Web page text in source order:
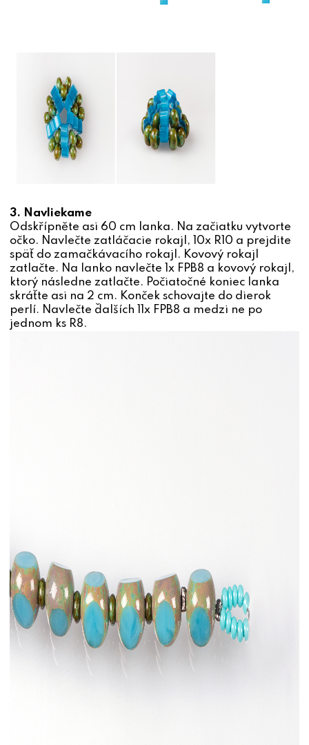
3. Navliekame
Odskřípněte asi 60 cm lanka. Na začiatku vytvorte
očko. Navlečte zatláčacie rokajl, 10x R10 a prejdite
späť do zamačkávacího rokajl. Kovový rokajl
zatlačte. Na lanko navlečte 1x FPB8 a kovový rokajl,
ktorý následne zatlačte. Počiatočné koniec lanka
skráťte asi na 2 cm. Konček schovajte do dierok
perlí. Navlečte ďalších 11x FPB8 a medzi ne po
jednom ks R8.